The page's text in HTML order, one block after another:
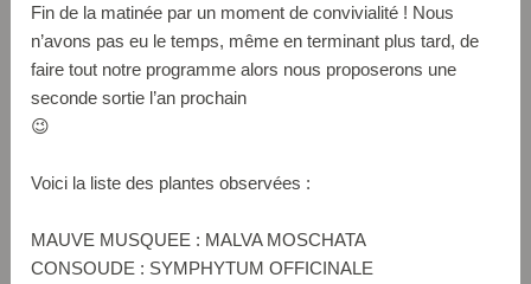
Fin de la matinée par un moment de convivialité ! Nous
n’avons pas eu le temps, même en terminant plus tard, de
faire tout notre programme alors nous proposerons une
seconde sortie l’an prochain
😉
Voici la liste des plantes observées :
MAUVE MUSQUEE : MALVA MOSCHATA
CONSOUDE : SYMPHYTUM OFFICINALE